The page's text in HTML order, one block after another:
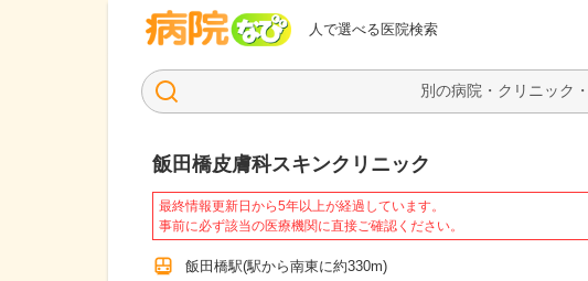
人で選べる医院検索
病院なび
飯田橋皮膚科スキンクリニック
最終情報更新日から5年以上が経過しています。
事前に必ず該当の医療機関に直接ご確認ください。
飯田橋駅(駅から南東に約330m)